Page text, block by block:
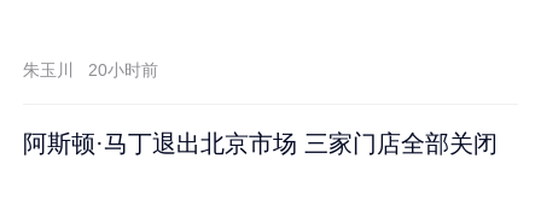
朱玉川 20小时前
阿斯顿·马丁退出北京市场 三家门店全部关闭